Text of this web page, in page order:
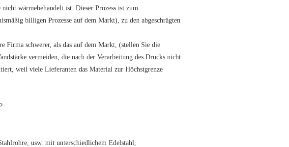
wärmebehandelt ist. Dieser Prozess ist zum
billigen Prozesse auf dem Markt), zu den abgeschrägten
Firma schwerer, als das auf dem Markt, (stellen Sie die
vermeiden, die nach der Verarbeitung des Drucks nicht
weil viele Lieferanten das Material zur Höchstgrenze
usw. mit unterschiedlichem Edelstahl,